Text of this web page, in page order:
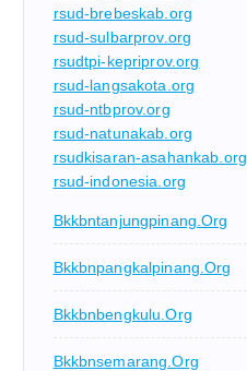
rsud-brebeskab.org
rsud-sulbarprov.org
rsudtpi-kepriprov.org
rsud-langsakota.org
rsud-ntbprov.org
rsud-natunakab.org
rsudkisaran-asahankab.org
rsud-indonesia.org
Bkkbntanjungpinang.org
Bkkbnpangkalpinang.org
Bkkbnbengkulu.org
Bkkbnsemarang.org